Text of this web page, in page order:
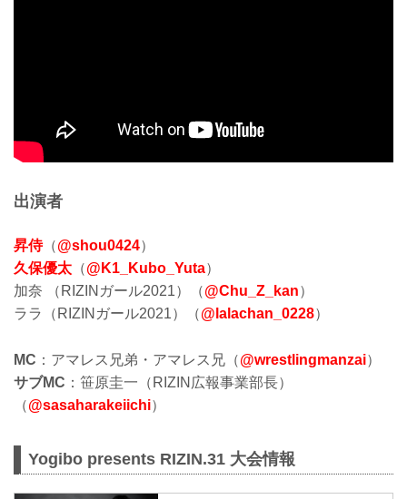
出演者
昇侍（@shou0424）
久保優太 （@K1_Kubo_Yuta）
加奈 （RIZINガール2021）（@Chu_Z_kan）
ララ（RIZINガール2021）（@lalachan_0228）
MC ：アマレス兄弟・アマレス兄（@wrestlingmanzai）
サブMC ：笹原圭一（RIZIN広報事業部長）
（@sasaharakeiichi）
Yogibo presents RIZIN.31 大会情報